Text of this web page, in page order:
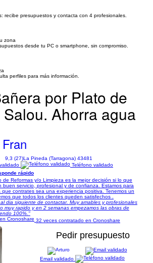
recibe presupuestos y contacta con 4 profesionales.
zona
desde tu PC o smartphone, sin compromiso.
perfiles para más información.
por Plato de
Ahorra agua
Fran
9,3 (27)La Pineda (Tarragona) 43481
Teléfono validado
rápido
de Reformas y/o Limpieza es la mejor decisión si lo que
buen servicio, profesional y de confianza. Estamos para
que contrates sea una experiencia positiva. Tenemos un
que todos los clientes queden satisfechos .
dia siguiente de contactar. Muy amables y profesionales
muy rapido y en 2 semanas empezamos las obras de
100%."
32 veces contratado en Cronoshare
Pedir presupuesto
Email validado